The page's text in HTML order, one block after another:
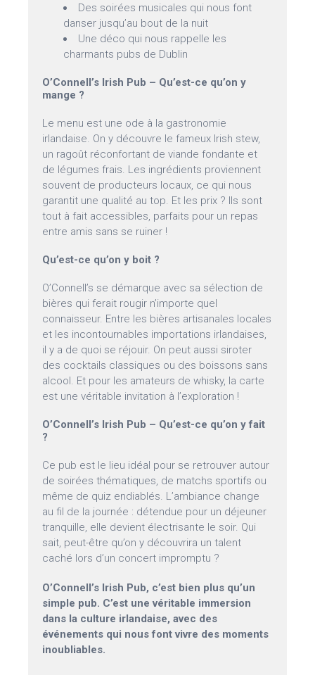
Des soirées musicales qui nous font
danser jusqu’au bout de la nuit
Une déco qui nous rappelle les
charmants pubs de Dublin
O’Connell’s Irish Pub – Qu’est-ce qu’on y
mange ?
Le menu est une ode à la gastronomie
irlandaise. On y découvre le fameux Irish stew,
un ragoût réconfortant de viande fondante et
de légumes frais. Les ingrédients proviennent
souvent de producteurs locaux, ce qui nous
garantit une qualité au top. Et les prix ? Ils sont
tout à fait accessibles, parfaits pour un repas
entre amis sans se ruiner !
Qu’est-ce qu’on y boit ?
O’Connell’s se démarque avec sa sélection de
bières qui ferait rougir n’importe quel
connaisseur. Entre les bières artisanales locales
et les incontournables importations irlandaises,
il y a de quoi se réjouir. On peut aussi siroter
des cocktails classiques ou des boissons sans
alcool. Et pour les amateurs de whisky, la carte
est une véritable invitation à l’exploration !
O’Connell’s Irish Pub – Qu’est-ce qu’on y fait
?
Ce pub est le lieu idéal pour se retrouver autour
de soirées thématiques, de matchs sportifs ou
même de quiz endiablés. L’ambiance change
au fil de la journée : détendue pour un déjeuner
tranquille, elle devient électrisante le soir. Qui
sait, peut-être qu’on y découvrira un talent
caché lors d’un concert impromptu ?
O’Connell’s Irish Pub, c’est bien plus qu’un
simple pub. C’est une véritable immersion
dans la culture irlandaise, avec des
événements qui nous font vivre des moments
inoubliables.